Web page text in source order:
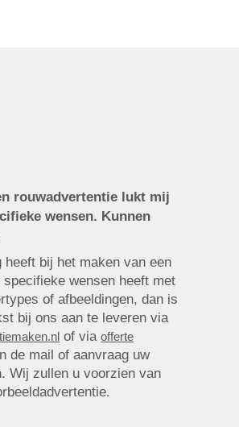
rouwadvertentie lukt mij
wensen. Kunnen
heeft bij het maken van een
wensen heeft met
of afbeeldingen, dan is
bij ons aan te leveren via
of viaofferte
de mail of aanvraag uw
Wij zullen u voorzien van